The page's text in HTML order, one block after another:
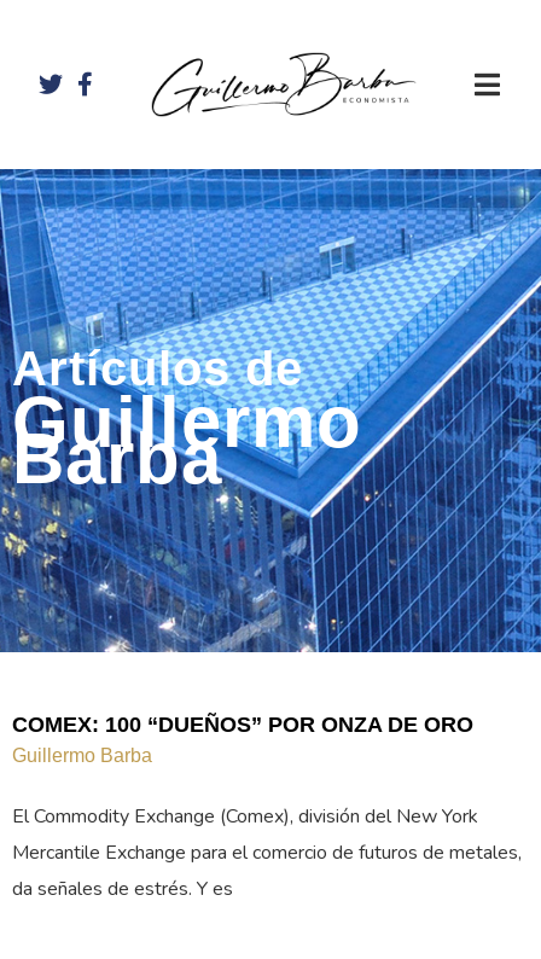
Artículos de
Guillermo
Barba
COMEX: 100 “DUEÑOS” POR ONZA DE ORO
Guillermo Barba
El Commodity Exchange (Comex), división del New York
Mercantile Exchange para el comercio de futuros de metales,
da señales de estrés. Y es